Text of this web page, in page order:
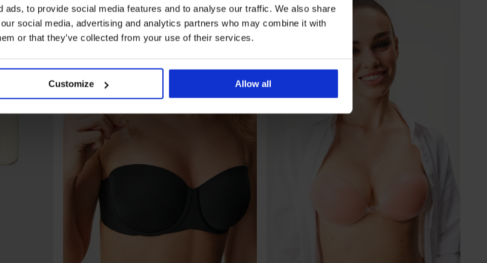
ads, to provide social media features and to analyse our traffic. We also share
social media, advertising and analytics partners who may combine it with
or that they’ve collected from your use of their services.
Customize Allow all